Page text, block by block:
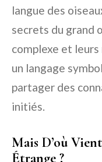
langue des
secrets du grand
complexe et
un langage
partager des
initiés.
Mais D’où
Étrange ?